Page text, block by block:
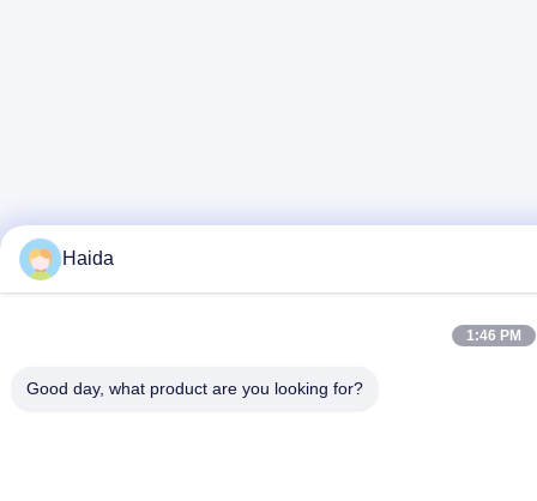
Haida
1:46 PM
Good day, what product are you looking for?